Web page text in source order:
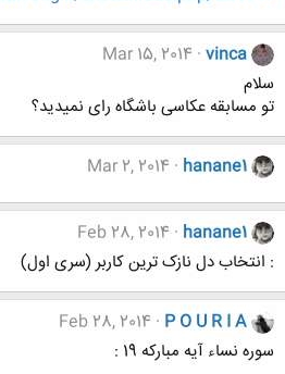
vinca
Mar 15, 2014
سلام
تو مسابقه عکاسی باشگاه رای نمیدید؟
hanane1
Mar 2, 2014
hanane1
Feb 28, 2014
: انتخاب دل نازک ترین کاربر (سری اول)
P O U R I A
Feb 28, 2014
سوره نساء آیه مبارکه 19 :